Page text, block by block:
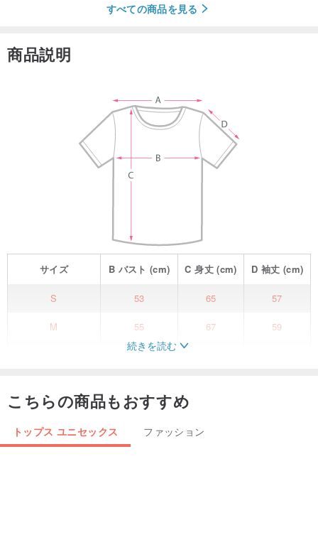
すべての商品を見る
商品説明
サイズ B バスト (cm) C身丈(cm) D 袖丈 (cm)
S 53 65 57
M 55 67 59
57
えたい
続きを読む
こちらの商品もおすすめ
トップス ユニセックス ファッション